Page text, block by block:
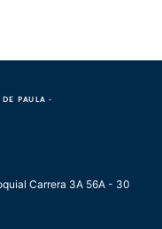
DE PAULA -
Carrera 3A 56A - 30